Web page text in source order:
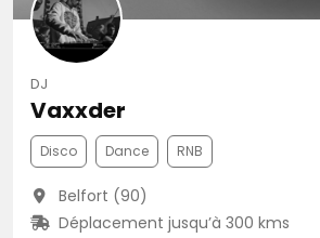
DJ
Vaxxder
Disco Dance RNB
Belfort (90)
Déplacement jusqu’à 300 kms